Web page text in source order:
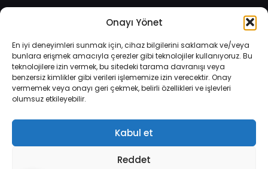
Onayı Yönet
En iyi deneyimleri sunmak için, cihaz bilgilerini saklamak ve/veya
bunlara erişmek amacıyla çerezler gibi teknolojiler kullanıyoruz. Bu
teknolojilere izin vermek, bu sitedeki tarama davranışı veya
benzersiz kimlikler gibi verileri işlememize izin verecektir. Onay
vermemek veya onayı geri çekmek, belirli özellikleri ve işlevleri
olumsuz etkileyebilir.
Kabul et
Reddet
08:30 - 14:30
işlenmektedir. Zorunlu çerezler, internet sitemizin çalışması,
güvenliği ve bilgi toplumu hizmetlerinin sunulması amacıyla
Daha fazla bilgi edinin